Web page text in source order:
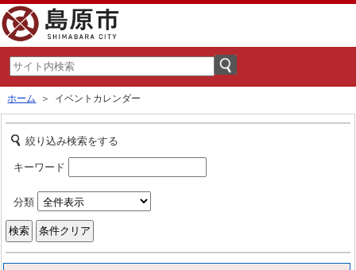
ホーム ＞ イベントカレンダー
絞り込み検索をする
キーワード
分類